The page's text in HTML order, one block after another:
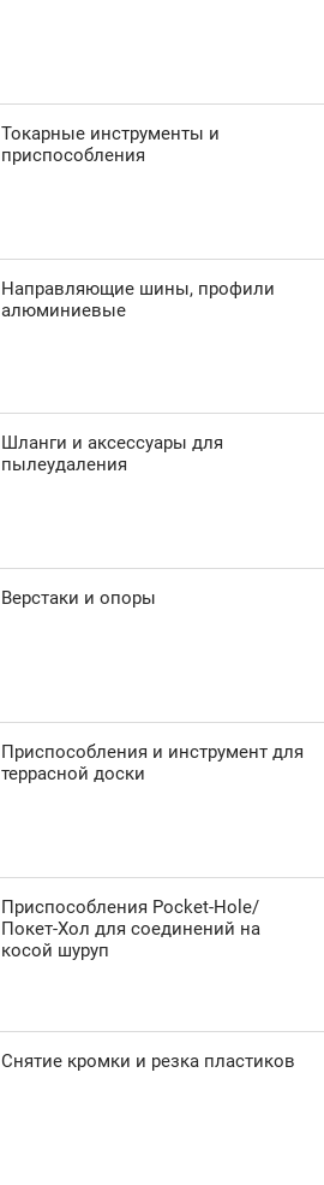
Токарные инструменты и
приспособления
Направляющие шины, профили
алюминиевые
Шланги и аксессуары для
пылеудаления
Верстаки и опоры
Приспособления и инструмент для
террасной доски
Приспособления Pocket-Hole/
Покет-Хол для соединений на
косой шуруп
Снятие кромки и резка пластиков